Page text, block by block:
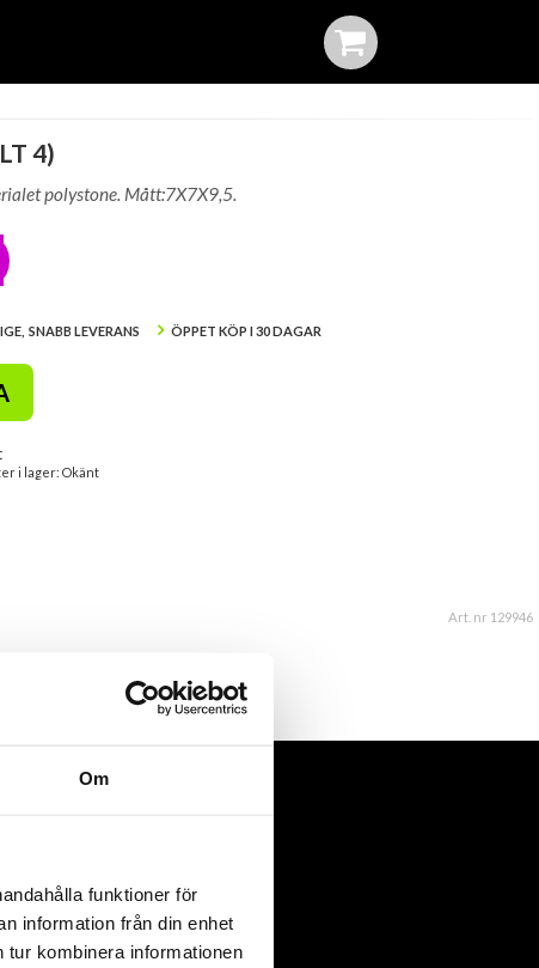
Om
funktioner för
information från din enhet
kombinera informationen
4)
polystone. Mått:7X7X9,5.
SNABB LEVERANS ÖPPET KÖP I 30 DAGAR
i lager: Okänt
Art. nr 129946